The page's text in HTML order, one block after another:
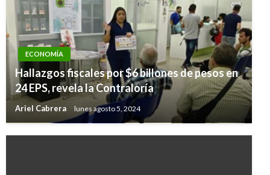
ECONOMÍA
Hallazgos fiscales por $6 billones de pesos en
24 EPS, revela la Contraloría
Ariel Cabrera lunes agosto 5, 2024